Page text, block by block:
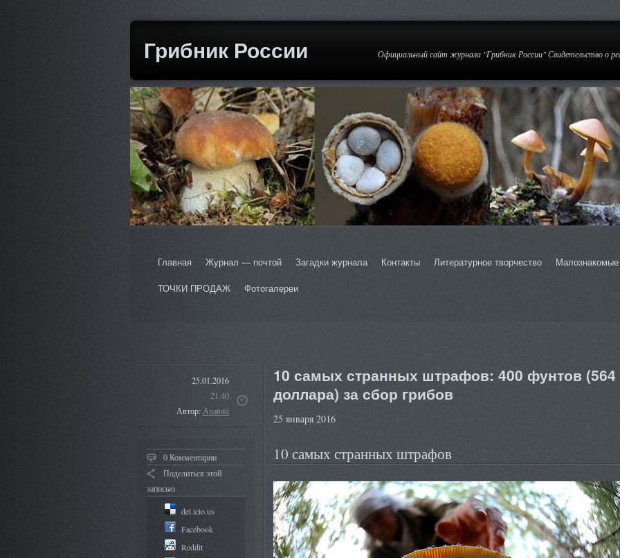
Грибник России Официальный сайт журнала "Грибник России" Свидетельство о
Главная Журнал — почтой Загадки журнала Контакты Литературное творчество
ТОЧКИ ПРОДАЖ
Фотогалереи
25.01.2016
21:40
Автор:Anatolii
0 Комментарии
Поделиться этой
записью
del.icio.us
Facebook
Reddit
10 самых странных штрафов: 400 фунтов (564
доллара) за сбор грибов
25 января 2016
10 самых странных штрафов